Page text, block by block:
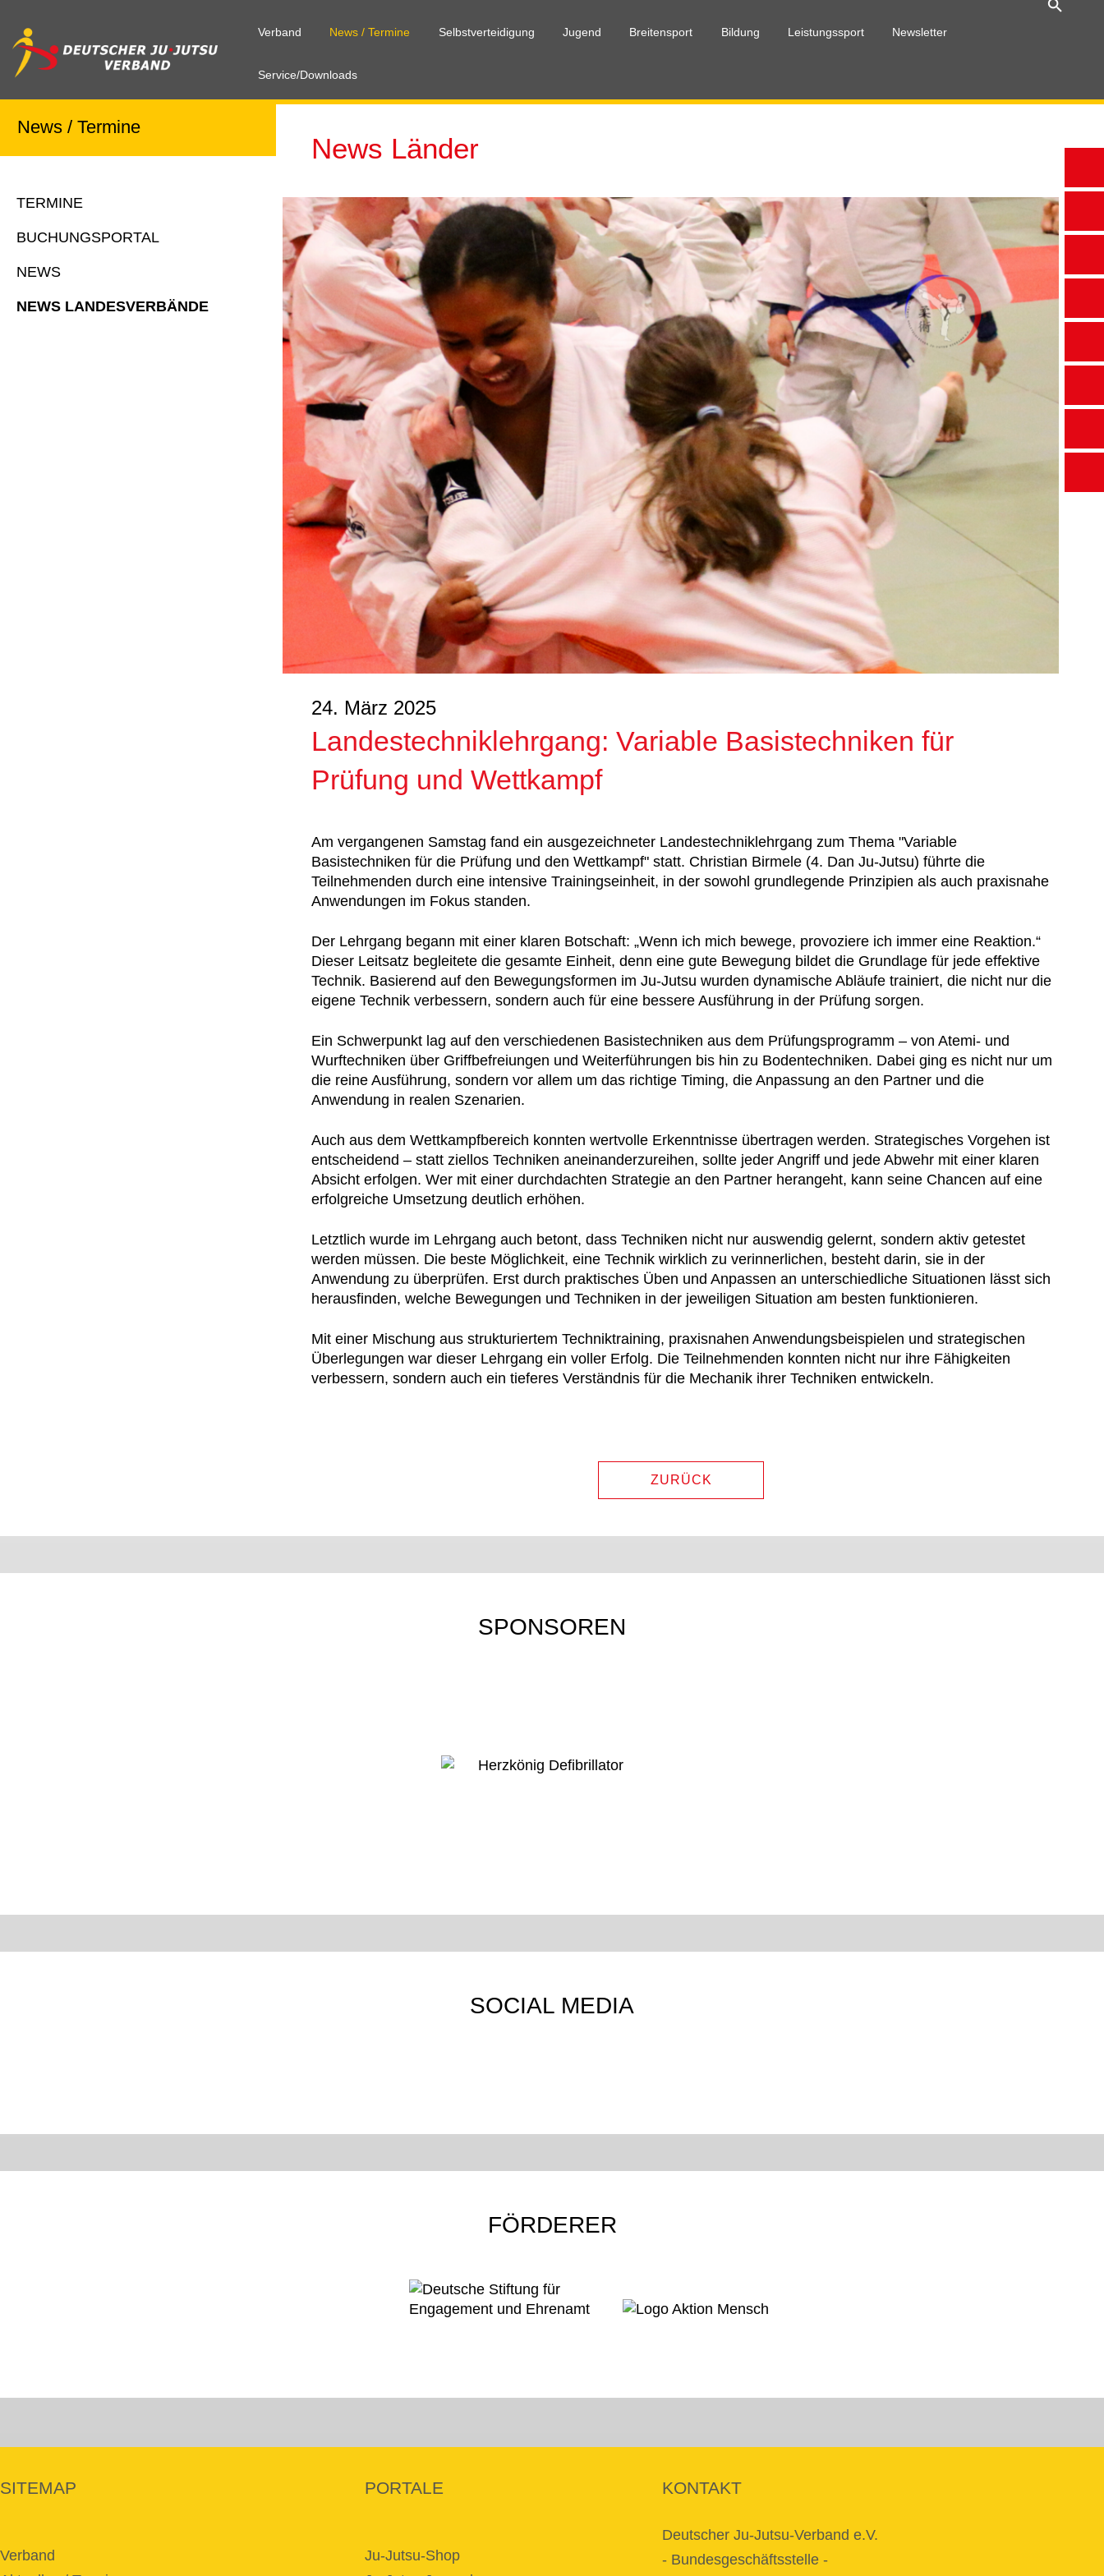
Verband News / Termine Selbstverteidigung Jugend Breitensport Bildung Leistungssport Newsletter
Service/Downloads
News / Termine
TERMINE
BUCHUNGSPORTAL
NEWS
NEWS LANDESVERBÄNDE
News Länder
24. März 2025
Landestechniklehrgang: Variable Basistechniken für
Prüfung und Wettkampf
Am vergangenen Samstag fand ein ausgezeichneter Landestechniklehrgang zum Thema "Variable
Basistechniken für die Prüfung und den Wettkampf" statt. Christian Birmele (4. Dan Ju-Jutsu) führte die
Teilnehmenden durch eine intensive Trainingseinheit, in der sowohl grundlegende Prinzipien als auch praxisnahe
Anwendungen im Fokus standen.
Der Lehrgang begann mit einer klaren Botschaft: „Wenn ich mich bewege, provoziere ich immer eine Reaktion.“
Dieser Leitsatz begleitete die gesamte Einheit, denn eine gute Bewegung bildet die Grundlage für jede effektive
Technik. Basierend auf den Bewegungsformen im Ju-Jutsu wurden dynamische Abläufe trainiert, die nicht nur die
eigene Technik verbessern, sondern auch für eine bessere Ausführung in der Prüfung sorgen.
Ein Schwerpunkt lag auf den verschiedenen Basistechniken aus dem Prüfungsprogramm – von Atemi- und
Wurftechniken über Griffbefreiungen und Weiterführungen bis hin zu Bodentechniken. Dabei ging es nicht nur um
die reine Ausführung, sondern vor allem um das richtige Timing, die Anpassung an den Partner und die
Anwendung in realen Szenarien.
Auch aus dem Wettkampfbereich konnten wertvolle Erkenntnisse übertragen werden. Strategisches Vorgehen ist
entscheidend – statt ziellos Techniken aneinanderzureihen, sollte jeder Angriff und jede Abwehr mit einer klaren
Absicht erfolgen. Wer mit einer durchdachten Strategie an den Partner herangeht, kann seine Chancen auf eine
erfolgreiche Umsetzung deutlich erhöhen.
Letztlich wurde im Lehrgang auch betont, dass Techniken nicht nur auswendig gelernt, sondern aktiv getestet
werden müssen. Die beste Möglichkeit, eine Technik wirklich zu verinnerlichen, besteht darin, sie in der
Anwendung zu überprüfen. Erst durch praktisches Üben und Anpassen an unterschiedliche Situationen lässt sich
herausfinden, welche Bewegungen und Techniken in der jeweiligen Situation am besten funktionieren.
Mit einer Mischung aus strukturiertem Techniktraining, praxisnahen Anwendungsbeispielen und strategischen
Überlegungen war dieser Lehrgang ein voller Erfolg. Die Teilnehmenden konnten nicht nur ihre Fähigkeiten
verbessern, sondern auch ein tieferes Verständnis für die Mechanik ihrer Techniken entwickeln.
ZURÜCK
SPONSOREN
SOCIAL MEDIA
FÖRDERER
SITEMAP
Verband
PORTALE
Ju-Jutsu-Shop
KONTAKT
Deutscher Ju-Jutsu-Verband e.V.
- Bundesgeschäftsstelle -